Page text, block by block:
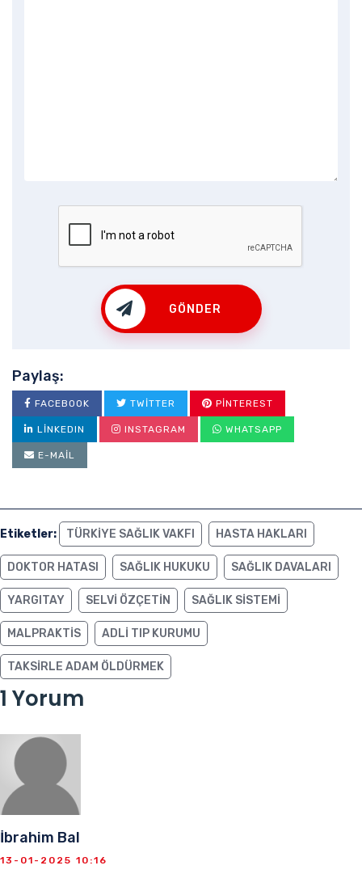
GÖNDER
Paylaş:
FACEBOOK TWITTER PINTEREST
LINKEDIN INSTAGRAM WHATSAPP
E-MAIL
Etiketler: TÜRKIYE SAĞLIK VAKFI HASTA HAKLARI
DOKTOR HATASI SAĞLIK HUKUKU SAĞLIK DAVALARI
YARGITAY SELVI ÖZÇETIN SAĞLIK SISTEMI
MALPRAKTIS ADLI TIP KURUMU
TAKSIRLE ADAM ÖLDÜRMEK
1 Yorum
İbrahim Bal
13-01-2025 10:16